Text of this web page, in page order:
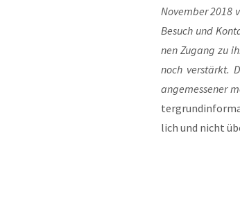
Novem­ber 2018
Besuch und
nen Zugang zu
noch ver­stärkt.
ange­mes­se­ner
lich und nicht